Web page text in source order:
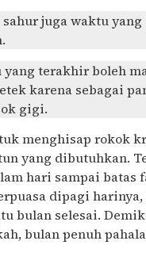
sahur juga waktu
terakhir boleh
karena sebagai
gigi.
menghisap rokok
yang dibutuhkan.
hari sampai batas
dipagi
bulan selesai.
bulan penuh